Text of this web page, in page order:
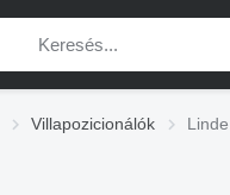
Villapozicionálók